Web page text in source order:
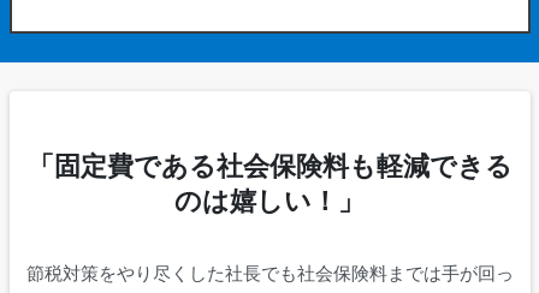
「固定費である社会保険料も軽減できる
のは嬉しい！」
節税対策をやり尽くした社長でも社会保険料までは手が回っ